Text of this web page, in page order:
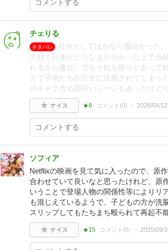
チェりる
ネタバレ
自分としてはかなり面白かった
大戦で日本がどうなるか分かった上で当
れるから優位。でもそれも限りがあって
方で子供たちが完全に洗脳されてしまっ
のキャラ含め面白いシーンもあったけど
ナイス ★6 コメント(0) 2026/04/12
ソフィア
Netflixの映画を見て気に入ったので、原
合わせていて良いなと思ったけれど、原
いうことで登場人物の関係性等によりリ
も混じえているようで、子どもの方が洗
スリップしてもたちまち殴られて再起
ナイス ★15 コメント(0) 2025/09/